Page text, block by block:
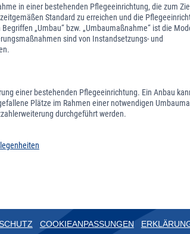
in einer bestehenden Pflegeeinrichtung, die zum
Standard zu erreichen und die
„Umbau“ bzw. „Umbaumaßnahme“ ist die
sind von Instandsetzungs- und
einer bestehenden Pflegeeinrichtung. Ein Anbau
Plätze im Rahmen einer notwendigen
durchgeführt werden.
COOKIEANPASSUNGEN